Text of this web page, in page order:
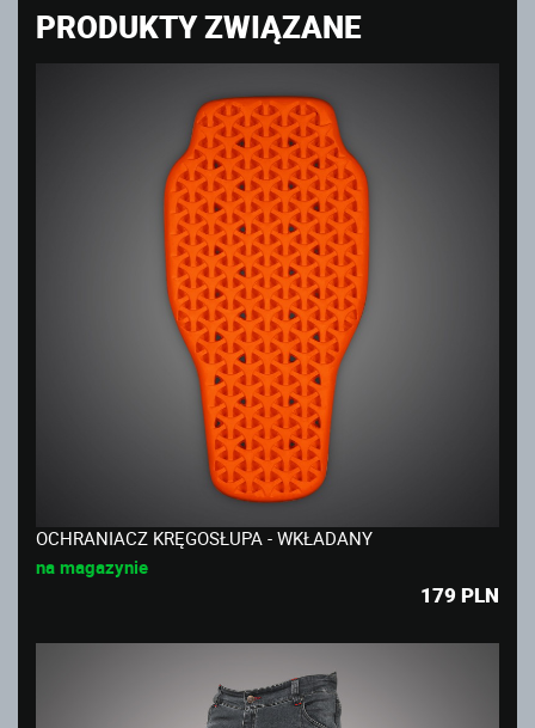
PRODUKTY ZWIĄZANE
OCHRANIACZ KRĘGOSŁUPA - WKŁADANY
na magazynie
179 PLN